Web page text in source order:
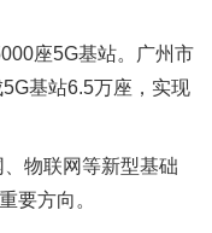
座5G基站。广州市
基站6.5万座，实现
物联网等新型基础
要方向。